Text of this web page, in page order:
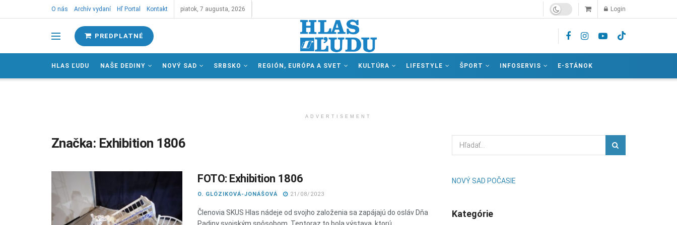
O nás Archív vydaní Hľ Portal Kontakt piatok, 7 augusta, 2026 Login
PREDPLATNÉ
HLAS ĽUDU NAŠE DEDINY NOVÝ SAD SRBSKO REGIÓN, EURÓPA A SVET KULTÚRA LIFESTYLE ŠPORT INFOSERVIS E-STÁNOK
ADVERTISEMENT
Značka: Exhibition 1806
FOTO: Exhibition 1806
O. GLÓZIKOVÁ-JONÁŠOVÁ 21/08/2023
Členovia SKUS Hlas nádeje od svojho založenia sa zapájajú do osláv Dňa
NOVÝ SAD POČASIE
Kategórie